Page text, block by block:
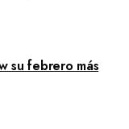
su febrero más